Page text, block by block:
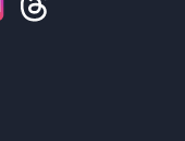
двері
за умови
дня.